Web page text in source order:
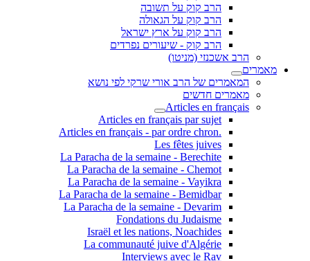
הרב קוק על תשובה
הרב קוק על הגאולה
הרב קוק על ארץ ישראל
הרב קוק - שיעורים נפרדים
הרב אשכנזי (מניטו)
מאמרים
המאמרים של הרב אורי שרקי לפי נושא
מאמרים חדשים
Articles en français
Articles en français par sujet
.Articles en français - par ordre chron
Les fêtes juives
La Paracha de la semaine - Berechite
La Paracha de la semaine - Chemot
La Paracha de la semaine - Vayikra
La Paracha de la semaine - Bemidbar
La Paracha de la semaine - Devarim
Fondations du Judaisme
Israël et les nations, Noachides
La communauté juive d'Algérie
Interviews avec le Rav